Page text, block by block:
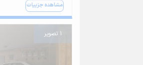
مشاهده جزییات
1 تصویر